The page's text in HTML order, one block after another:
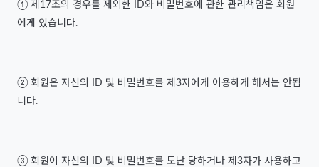
① 제17조의 경우를 제외한 ID와 비밀번호에 관한 관리책임은 회원
에게 있습니다.
② 회원은 자신의 ID 및 비밀번호를 제3자에게 이용하게 해서는 안됩
니다.
③ 회원이 자신의 ID 및 비밀번호를 도난 당하거나 제3자가 사용하고